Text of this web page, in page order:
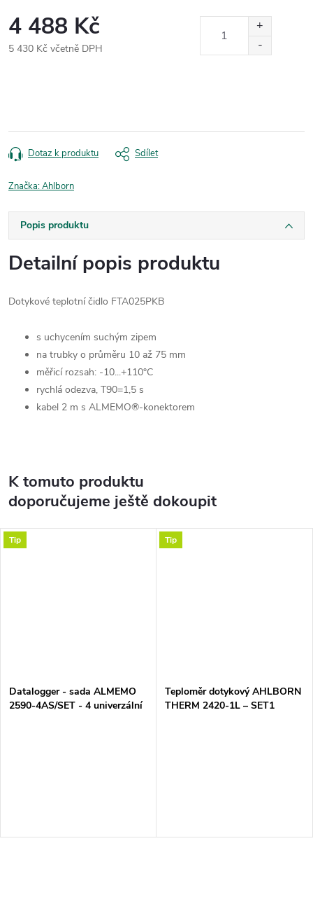
4 488 Kč
5 430 Kč včetně DPH
Dotaz k produktu Sdílet
Značka:Ahlborn
Popis produktu
Detailní popis produktu
Dotykové teplotní čidlo FTA025PKB
s uchycením suchým zipem
na trubky o průměru 10 až 75 mm
měřicí rozsah: -10...+110°C
rychlá odezva, T90=1,5 s
kabel 2 m s ALMEMO®-konektorem
K tomuto produktu
doporučujeme ještě dokoupit
Tip
Datalogger - sada ALMEMO
2590-4AS/SET - 4 univerzální
Tip
Teploměr dotykový AHLBORN
THERM 2420-1L – SET1